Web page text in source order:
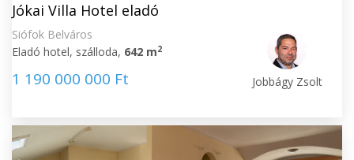
Jókai Villa Hotel eladó
Siófok Belváros
Eladó hotel, szálloda, 642 m2
1 190 000 000 Ft Jobbágy Zsolt